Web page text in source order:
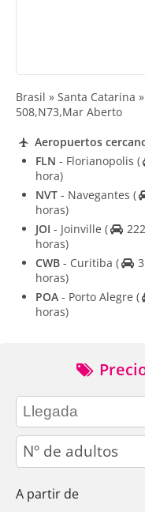
Brasil » Santa Catarina
508,N73,Mar Aberto
Aeropuertos
FLN - Florianopolis (
hora)
NVT - Navegantes (
horas)
JOI - Joinville (
horas)
CWB - Curitiba (
horas)
POA - Porto Alegre (
horas)
adults
A partir de